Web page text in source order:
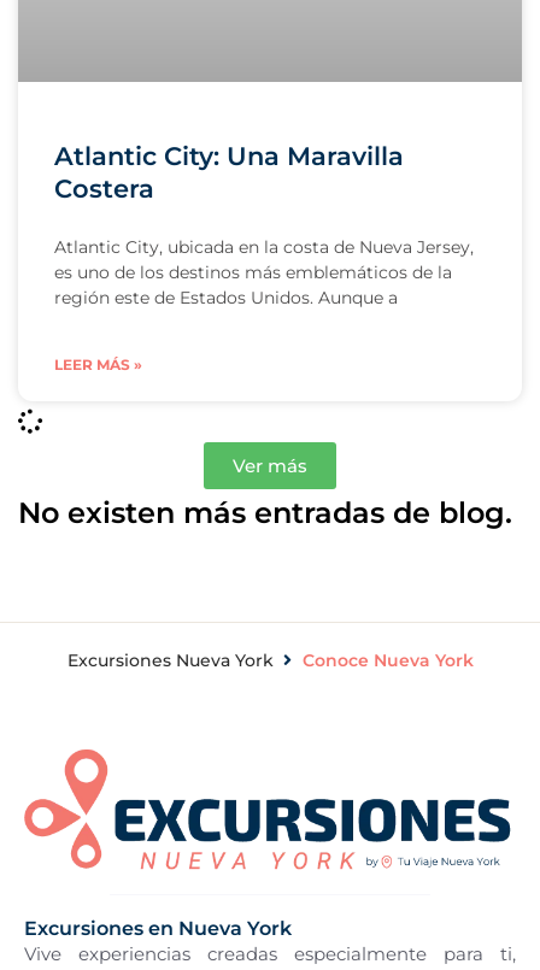
Atlantic City: Una Maravilla
Costera
Atlantic City, ubicada en la costa de Nueva Jersey,
es uno de los destinos más emblemáticos de la
región este de Estados Unidos. Aunque a
LEER MÁS »
Ver más
No existen más entradas de blog.
Excursiones Nueva York Conoce Nueva York
Excursiones en Nueva York
Vive experiencias creadas especialmente para ti,